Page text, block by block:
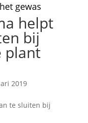
gewas
helpt
bij
plant
2019